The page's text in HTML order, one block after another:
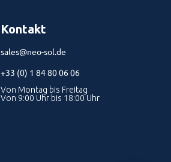
Kontakt
sales@neo-sol.de
+33 (0) 1 84 80 06 06
Von Montag bis Freitag
Von 9:00 Uhr bis 18:00 Uhr